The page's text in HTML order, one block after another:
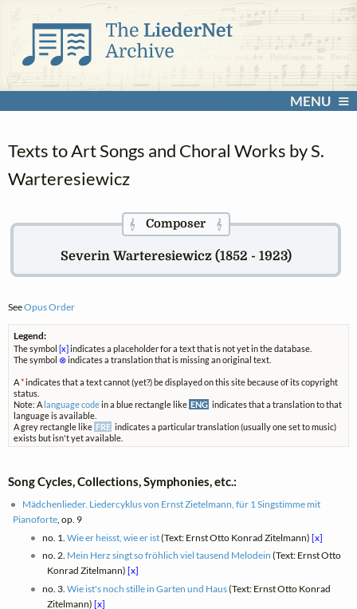
MENU
Texts to Art Songs and Choral Works by S.
Warteresiewicz
𝄞Composer 𝄞
Severin Warteresiewicz (1852 - 1923)
SeeOpus Order
Legend:
The symbol[x]indicates a placeholder for a text that is not yet in the database.
The symbol ⊗indicates a translation that is missing an original text.
A*indicates that a text cannot (yet?) be displayed on this site because of its copyright
status.
Note: A language codein a blue rectangle like ENG indicates that a translation to that
language is available.
A grey rectangle like FRE indicates a particular translation (usually one set to music)
exists but isn't yet available.
Song Cycles, Collections, Symphonies, etc.:
Mädchenlieder. Liedercyklus von Ernst Zietelmann, für 1 Singstimme mit
Pianoforte , op. 9
no. 1. Wie er heisst, wie er ist(Text: Ernst Otto Konrad Zitelmann) [x]
no. 2. Mein Herz singt so fröhlich viel tausend Melodein (Text: Ernst Otto
Konrad Zitelmann)[x]
no. 3. Wie ist's noch stille in Garten und Haus(Text: Ernst Otto Konrad
Zitelmann)[x]